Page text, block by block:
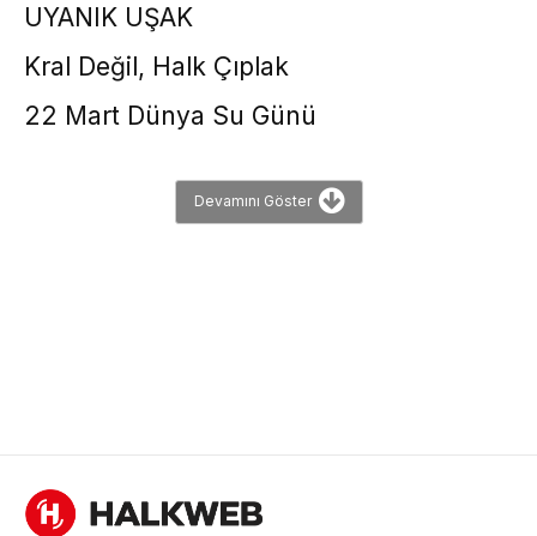
UYANIK UŞAK
Kral Değil, Halk Çıplak
22 Mart Dünya Su Günü
Devamını Göster